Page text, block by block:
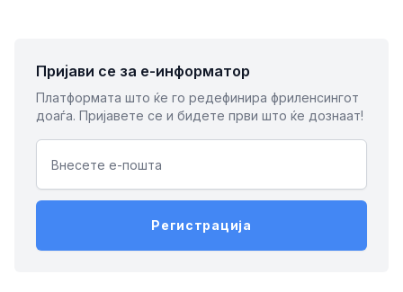
Пријави се за е-информатор
Платформата што ќе го редефинира фриленсингот
доаѓа. Пријавете се и бидете први што ќе дознаат!
Регистрација